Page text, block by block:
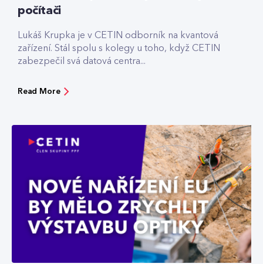
počítači
Lukáš Krupka je v CETIN odborník na kvantová
zařízení. Stál spolu s kolegy u toho, když CETIN
zabezpečil svá datová centra...
Read More